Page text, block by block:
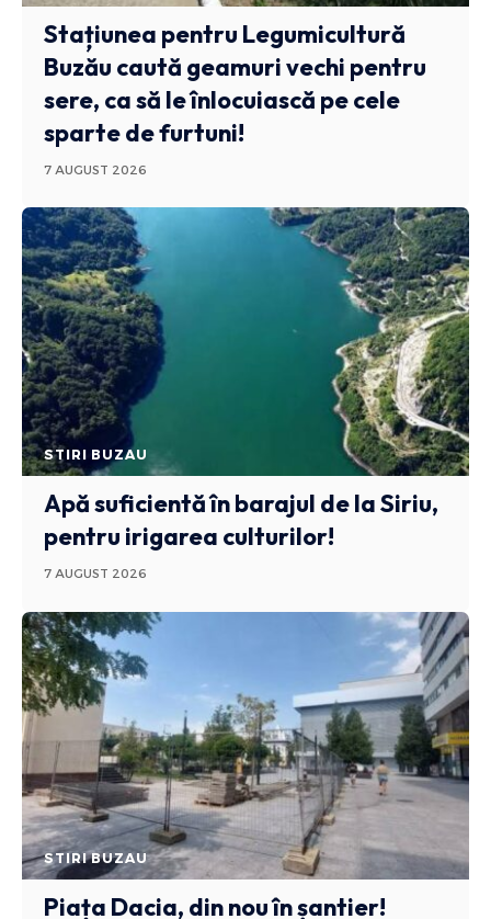
Stațiunea pentru Legumicultură
Buzău caută geamuri vechi pentru
sere, ca să le înlocuiască pe cele
sparte de furtuni!
7 AUGUST 2026
STIRI BUZAU
Apă suficientă în barajul de la Siriu,
pentru irigarea culturilor!
7 AUGUST 2026
STIRI BUZAU
Piața Dacia, din nou în șantier!